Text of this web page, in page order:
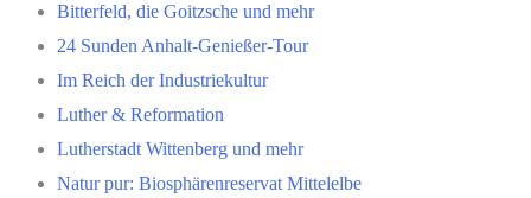
Bitterfeld, die Goitzsche und mehr
24 Sunden Anhalt-Genießer-Tour
Im Reich der Industriekultur
Luther & Reformation
Lutherstadt Wittenberg und mehr
Natur pur: Biosphärenreservat Mittelelbe